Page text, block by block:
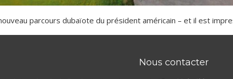
parcours dubaïote du président américain – et il est
Nous contacter